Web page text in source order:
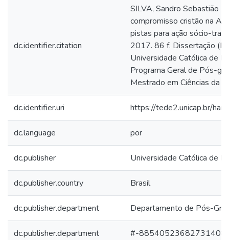
dc.identifier.citation
SILVA, Sandro Sebastião
compromisso cristão na
pistas para ação sócio-
2017. 86 f. Dissertação
Universidade Católica de
Programa Geral de Pós-
Mestrado em Ciências da
dc.identifier.uri https://tede2.unicap.br/
dc.language por
dc.publisher Universidade Católica de
dc.publisher.country Brasil
dc.publisher.department Departamento de Pós-
dc.publisher.department #-